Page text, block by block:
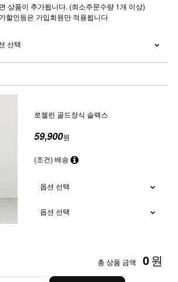
상품이 추가됩니다. (최소주문수량 1개 이상)
할인등은 가입회원만 적용됩니다
로젤린 골드장식 슬랙스
59,900원
(조건) 배송
총 상품 금액 0원